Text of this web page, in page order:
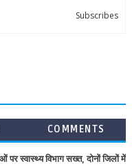
Subscribes
COMMENTS
पर स्वास्थ्य विभाग सख्त, दोनों जिलों में